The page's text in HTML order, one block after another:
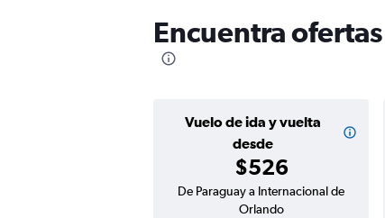
Encuentra
Vuelo de ida y vuelta
desde
$526
De Paraguay a Internacional de
Orlando